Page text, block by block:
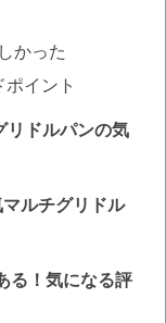
かった
ポイント
リドルパンの気
マルチグリドル
る！気になる評